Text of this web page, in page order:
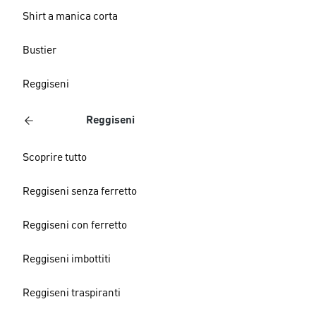
Shirt a manica corta
Bustier
Reggiseni
Reggiseni
Scoprire tutto
Reggiseni senza ferretto
Reggiseni con ferretto
Reggiseni imbottiti
Reggiseni traspiranti